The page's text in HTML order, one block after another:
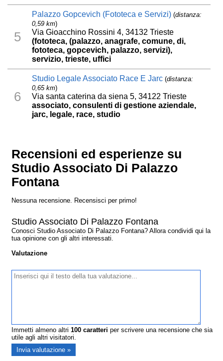
5
Palazzo Gopcevich (Fototeca e Servizi) (distanza:
0,59 km)
Via Gioacchino Rossini 4, 34132 Trieste
(fototeca, (palazzo, anagrafe, comune, di,
fototeca, gopcevich, palazzo, servizi),
servizio, trieste, uffici
6
Studio Legale Associato Race E Jarc (distanza:
0,65 km)
Via santa caterina da siena 5, 34122 Trieste
associato, consulenti di gestione aziendale,
jarc, legale, race, studio
Recensioni ed esperienze su
Studio Associato Di Palazzo
Fontana
Nessuna recensione. Recensisci per primo!
Studio Associato Di Palazzo Fontana
Conosci Studio Associato Di Palazzo Fontana? Allora condividi qui la
tua opinione con gli altri interessati.
Valutazione
Immetti almeno altri100 caratteri per scrivere una recensione che sia
utile agli altri visitatori.